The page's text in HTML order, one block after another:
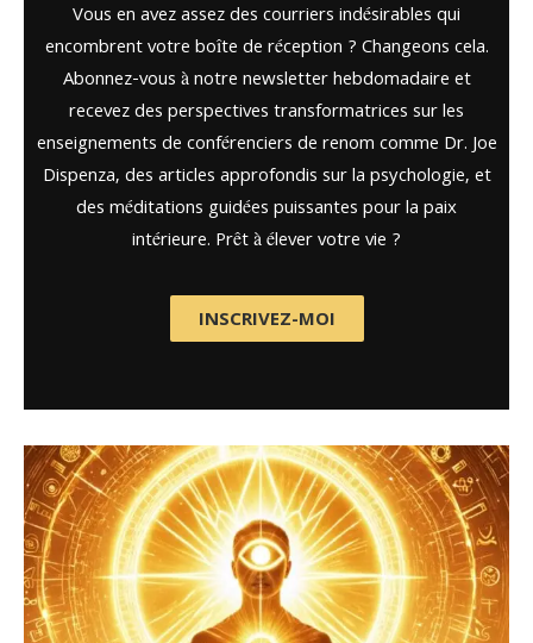
Vous en avez assez des courriers indésirables qui
encombrent votre boîte de réception ? Changeons cela.
Abonnez-vous à notre newsletter hebdomadaire et
recevez des perspectives transformatrices sur les
enseignements de conférenciers de renom comme Dr. Joe
Dispenza, des articles approfondis sur la psychologie, et
des méditations guidées puissantes pour la paix
intérieure. Prêt à élever votre vie ?
INSCRIVEZ-MOI